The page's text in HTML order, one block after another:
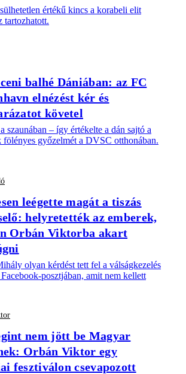
értékű kincs a korabeli elit
tartozhatott.
balhé Dániában: az FC
elnézést kér és
követel
szaunában – így értékelte a dán sajtó a
fölényes győzelmét a DVSC otthonában.
leégette magát a tiszás
helyretették az emberek,
Orbán Viktorba akart
olyan kérdést tett fel a válságkezelés
posztjában, amit nem kellett
nem jött be Magyar
Orbán Viktor egy
fesztiválon csevapozott